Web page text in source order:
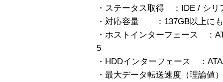
・ステータス取得 ：IDE / シリ
・対応容量 ：137GB以上にも
・ホストインターフェース ：
5
・HDDインターフェース ：
・最大データ転送速度（理論値